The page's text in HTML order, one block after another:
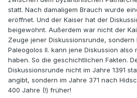
statt. Nach damaligem Brauch wurde
eröffnet. Und der Kaiser hat der
beigewohnt. Außerdem war nicht der
Zeuge jener Diskussionsrunde, sondern
Paleogolos II. kann jene Diskussion
haben. So die geschichtlichen Fakten.
Diskussionsrunde nicht im Jahre 1391
angibt, sondern im Jahre 371 nach
400 Jahre (!) früher!